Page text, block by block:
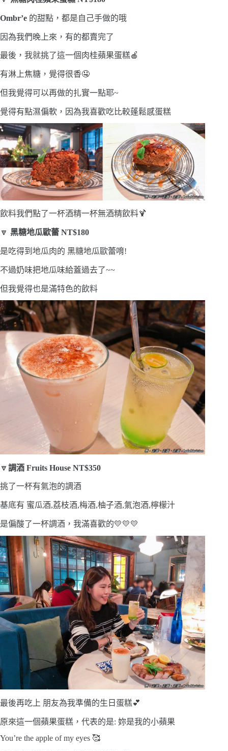
Ombr’e 的甜點，都是自己手做的哦
因為我們晚上來，有的都賣完了
最後，我就挑了這一個肉桂蘋果蛋糕🍎
有淋上焦糖，覺得很香🤤
但我覺得可以再做的扎實一點耶~
覺得有點濕偏軟，因為我喜歡吃比較蓬鬆感蛋糕
飲料我們點了一杯酒精一杯無酒精飲料🍹
🔽 黑糖地瓜歐蕾 NT$180
是吃得到地瓜肉的 黑糖地瓜歐蕾唷!
不過奶味把地瓜味給蓋過去了~~
但我覺得也是滿特色的飲料
🔽 調酒 Fruits House NT$350
挑了一杯有氣泡的調酒
基底有 蜜瓜酒,荔枝酒,梅酒,柚子酒,氣泡酒,檸檬汁
是偏酸了一杯調酒，我滿喜歡的💛💛💛
最後再吃上 朋友為我準備的生日蛋糕💕
原來這一個蘋果蛋糕，代表的是: 妳是我的小蘋果
You’re the apple of my eyes 🥰